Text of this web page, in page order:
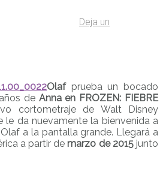
Deja un
Olafprueba un bocado
de Anna en FROZEN: FIEBRE
cortometraje de Walt Disney
le da nuevamente la bienvenida a
a la pantalla grande. Llegará a
a partir demarzo de 2015junto